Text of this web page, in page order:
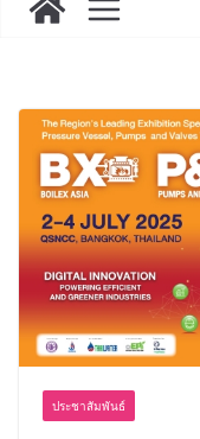
ได้เต
มหาวิ
เขาใ
8.8
ประ
“ดร.
พร้อม
ประชาสัมพันธ์